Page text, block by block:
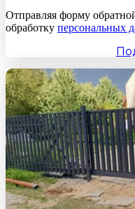
Отправляя форму
обработку персональных